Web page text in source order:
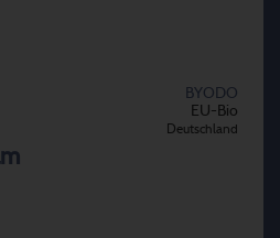
BYODO
EU-Bio
Deutschland